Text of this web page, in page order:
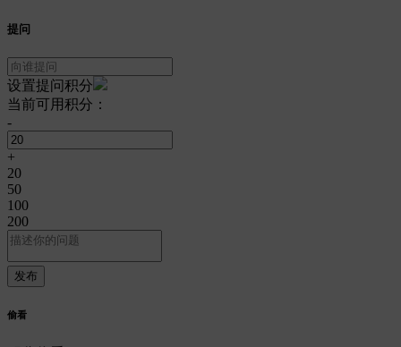
提问
设置提问积分
当前可用积分：
-
+
20
50
100
200
偷看